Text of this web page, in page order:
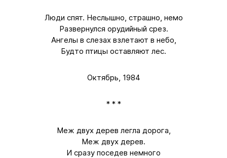
Люди спят. Неслышно, страшно, немо
Развернулся орудийный срез.
Ангелы в слезах взлетают в небо,
Будто птицы оставляют лес.
Октябрь, 1984
* * *
Меж двух дерев легла дорога,
Меж двух дерев.
И сразу поседев немного